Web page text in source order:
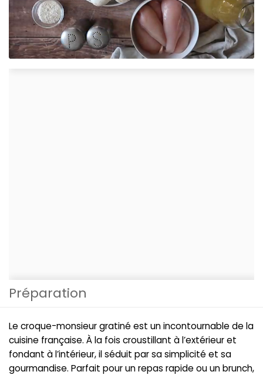
Préparation
Le croque-monsieur gratiné est un incontournable de la
cuisine française. À la fois croustillant à l’extérieur et
fondant à l’intérieur, il séduit par sa simplicité et sa
gourmandise. Parfait pour un repas rapide ou un brunch,